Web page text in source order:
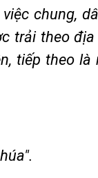
chung,
trải theo
tiếp theo